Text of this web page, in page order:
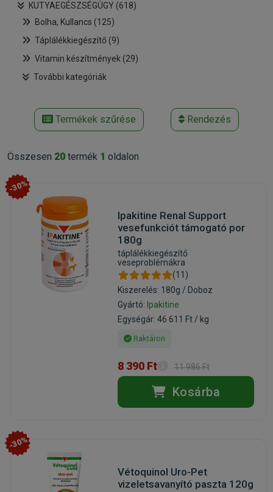
KUTYAEGÉSZSÉGÜGY (618)
Bolha, Kullancs (125)
Táplálékkiegészítő (9)
Vitamin készítmények (29)
További kategóriák
Termékek szűrése Rendezés
Összesen 20 termék 1 oldalon
-30%
Ipakitine Renal Support
vesefunkciót támogató por
180g
táplálékkiegészítő
veseproblémákra
(11)
Kiszerelés: 180g / Doboz
Gyártó: Ipakitine
Egységár: 46 611 Ft / kg
Raktáron
8 390 Ft 11 986 Ft
Kosárba
-30%
Vétoquinol Uro-Pet
vizeletsavanyító paszta 120g